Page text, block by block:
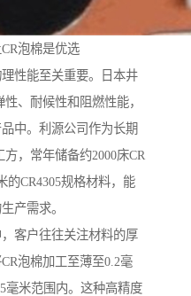
泡棉是优选
性能至关重要。日本井
、耐候性和阻燃性能，
中。利源公司作为长期
，常年储备约2000床CR
的CR4305规格材料，能
产需求。
客户往往关注材料的厚
泡棉加工至薄至0.2毫
毫米范围内。这种高精度